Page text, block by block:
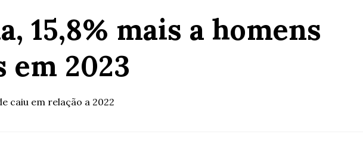
15,8% mais a homens
em 2023
caiu em relação a 2022